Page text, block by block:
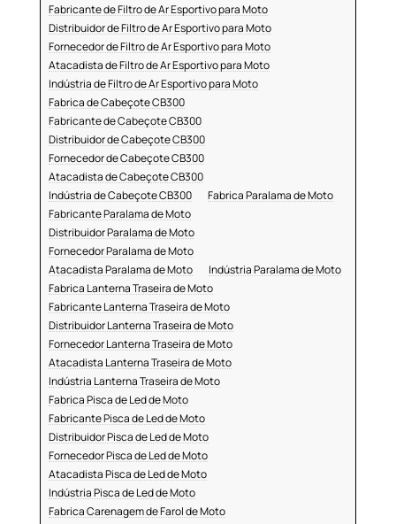
Fabricante de Filtro de Ar Esportivo para Moto
Distribuidor de Filtro de Ar Esportivo para Moto
Fornecedor de Filtro de Ar Esportivo para Moto
Atacadista de Filtro de Ar Esportivo para Moto
Indústria de Filtro de Ar Esportivo para Moto
Fabrica de Cabeçote CB300
Fabricante de Cabeçote CB300
Distribuidor de Cabeçote CB300
Fornecedor de Cabeçote CB300
Atacadista de Cabeçote CB300
Indústria de Cabeçote CB300
Fabrica Paralama de Moto
Fabricante Paralama de Moto
Distribuidor Paralama de Moto
Fornecedor Paralama de Moto
Atacadista Paralama de Moto
Indústria Paralama de Moto
Fabrica Lanterna Traseira de Moto
Fabricante Lanterna Traseira de Moto
Distribuidor Lanterna Traseira de Moto
Fornecedor Lanterna Traseira de Moto
Atacadista Lanterna Traseira de Moto
Indústria Lanterna Traseira de Moto
Fabrica Pisca de Led de Moto
Fabricante Pisca de Led de Moto
Distribuidor Pisca de Led de Moto
Fornecedor Pisca de Led de Moto
Atacadista Pisca de Led de Moto
Indústria Pisca de Led de Moto
Fabrica Carenagem de Farol de Moto